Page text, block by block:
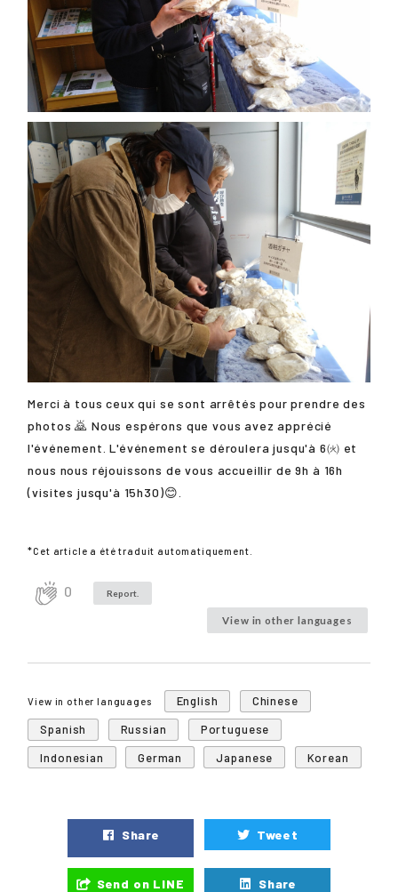
Merci à tous ceux qui se sont arrêtés pour prendre des
photos 🙇 Nous espérons que vous avez apprécié
l'événement. L'événement se déroulera jusqu'à 6㈫ et
nous nous réjouissons de vous accueillir de 9h à 16h
(visites jusqu'à 15h30)😊.
*Cet article a été traduit automatiquement.
0 Report.
View in other languages
View in other languages English
Chinese
Spanish
Russian
Portuguese
Indonesian
German Japanese Korean
Share Tweet
Send on LINE Share